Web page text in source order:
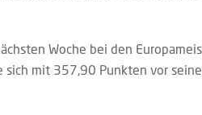
Woche bei den
sich mit 357,90 Punkten vor